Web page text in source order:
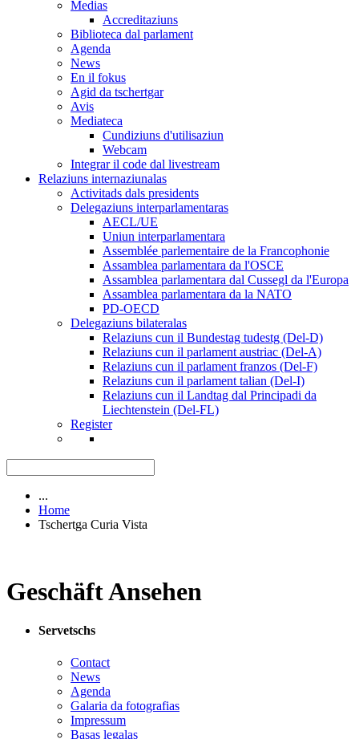
Medias
Accreditaziuns
Biblioteca dal parlament
Agenda
News
En il fokus
Agid da tschertgar
Avis
Mediateca
Cundiziuns d'utilisaziun
Webcam
Integrar il code dal livestream
Relaziuns internaziunalas
Activitads dals presidents
Delegaziuns interparlamentaras
AECL/UE
Uniun interparlamentara
Assemblée parlementaire de la Francophonie
Assamblea parlamentara da l'OSCE
Assamblea parlamentara dal Cussegl da l'Europa
Assamblea parlamentara da la NATO
PD-OECD
Delegaziuns bilateralas
Relaziuns cun il Bundestag tudestg (Del-D)
Relaziuns cun il parlament austriac (Del-A)
Relaziuns cun il parlament franzos (Del-F)
Relaziuns cun il parlament talian (Del-I)
Relaziuns cun il Landtag dal Principadi da
Liechtenstein (Del-FL)
Register
...
Home
Tschertga Curia Vista
Geschäft Ansehen
Servetschs
Contact
News
Agenda
Galaria da fotografias
Impressum
Basas legalas